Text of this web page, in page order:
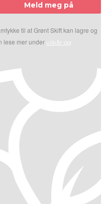
Meld meg på
til at Grønt Skift kan lagre og
lese mer under vilkår og